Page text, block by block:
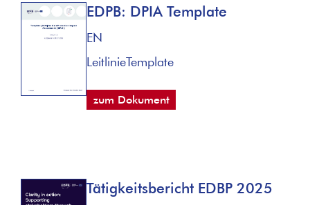
EDPB: DPIA Template
EN
LeitlinieTemplate
zum Dokument
Tätigkeitsbericht EDBP 2025